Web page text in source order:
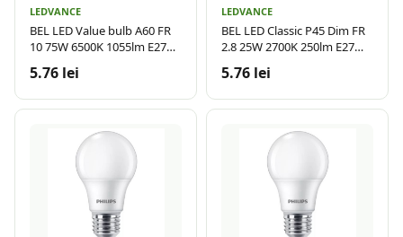
LEDVANCE
BEL LED Value bulb A60 FR
10 75W 6500K 1055lm E27
5.76 lei
LEDVANCE
BEL LED Classic P45 Dim FR
2.8 25W 2700K 250lm E27
5.76 lei